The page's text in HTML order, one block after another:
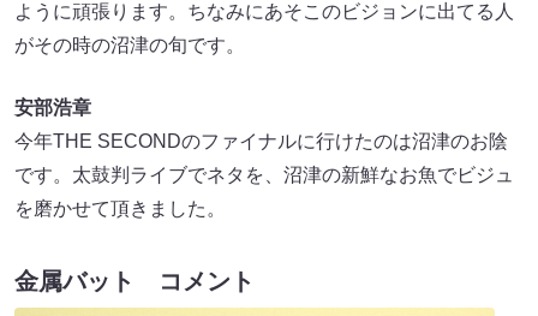
ように頑張ります。ちなみにあそこのビジョンに出てる人
がその時の沼津の旬です。
安部浩章
今年THE SECONDのファイナルに行けたのは沼津のお陰
です。太鼓判ライブでネタを、沼津の新鮮なお魚でビジュ
を磨かせて頂きました。
金属バット コメント